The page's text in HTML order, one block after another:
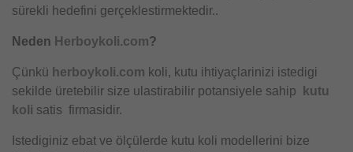
sürekli hedefini gerçeklestirmektedir..
Neden Herboykoli.com?
Çünkü herboykoli.com koli, kutu ihtiyaçlarinizi istedigi
sekilde üretebilir size ulastirabilir potansiyele sahip
kutu
koli satis firmasidir.
Istediginiz ebat ve ölçülerde kutu koli modellerini bize